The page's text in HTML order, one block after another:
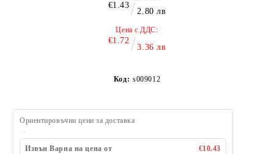
€1.43
2.80 лв
Цена с ДДС:
€1.72
3.36 лв
Код: s009012
Ориентировъчни цени за доставка
Извън Варна на цена от
€10.43